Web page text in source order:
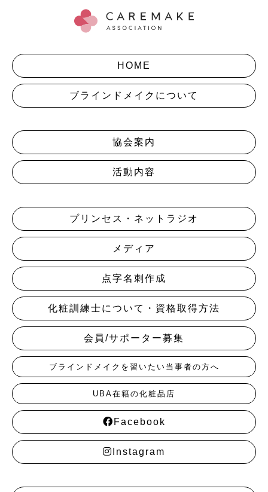
HOME
ブラインドメイクについて
協会案内
活動内容
プリンセス・ネットラジオ
メディア
点字名刺作成
化粧訓練士について・資格取得方法
会員/サポーター募集
ブラインドメイクを習いたい当事者の方へ
UBA在籍の化粧品店
Facebook
Instagram